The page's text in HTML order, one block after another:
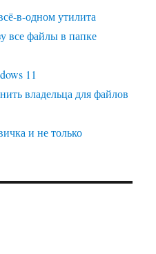
в-одном утилита
все файлы в папке
11
владельца для файлов
и не только